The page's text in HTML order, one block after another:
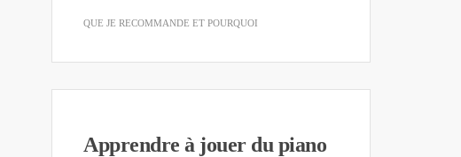
QUE JE RECOMMANDE ET POURQUOI
Apprendre à jouer du piano